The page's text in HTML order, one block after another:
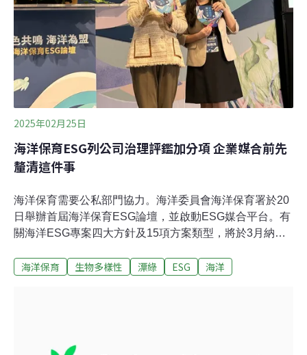
特發文大力抨擊：「ESG就是場騙局！」（ESG is a
scam），主因是不滿特斯拉被標普500 ESG指數剔除
2025年02月25日
海洋保育ESG列公司治理評鑑加分項 企業媒合前先
釐清這件事
海洋保育需要公私部門協力。海洋委員會海洋保育署於20
日舉辦首屆海洋保育ESG論壇，並啟動ESG媒合平台。有
關海洋ESG專案四大方針及15項方案類型，將於3月納入
目。論壇上，多個企業分享過去珊瑚復育、淨海、永續漁
ESG計畫，推出與淨海、生態保育、棲地守護及海洋素養
海洋保育 生物多樣性 漂綠 ESG 海洋